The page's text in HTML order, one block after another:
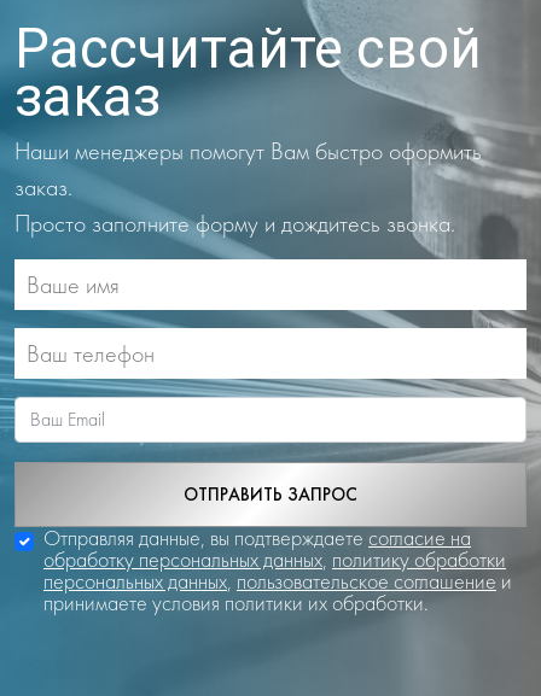
Рассчитайте свой
заказ
Наши менеджеры помогут Вам быстро оформить
заказ.
Просто заполните форму и дождитесь звонка.
ОТПРАВИТЬ ЗАПРОС
Отправляя данные, вы подтверждаете согласие на
обработку персональных данных, политику обработки
персональных данных, пользовательское соглашение и
принимаете условия политики их обработки.